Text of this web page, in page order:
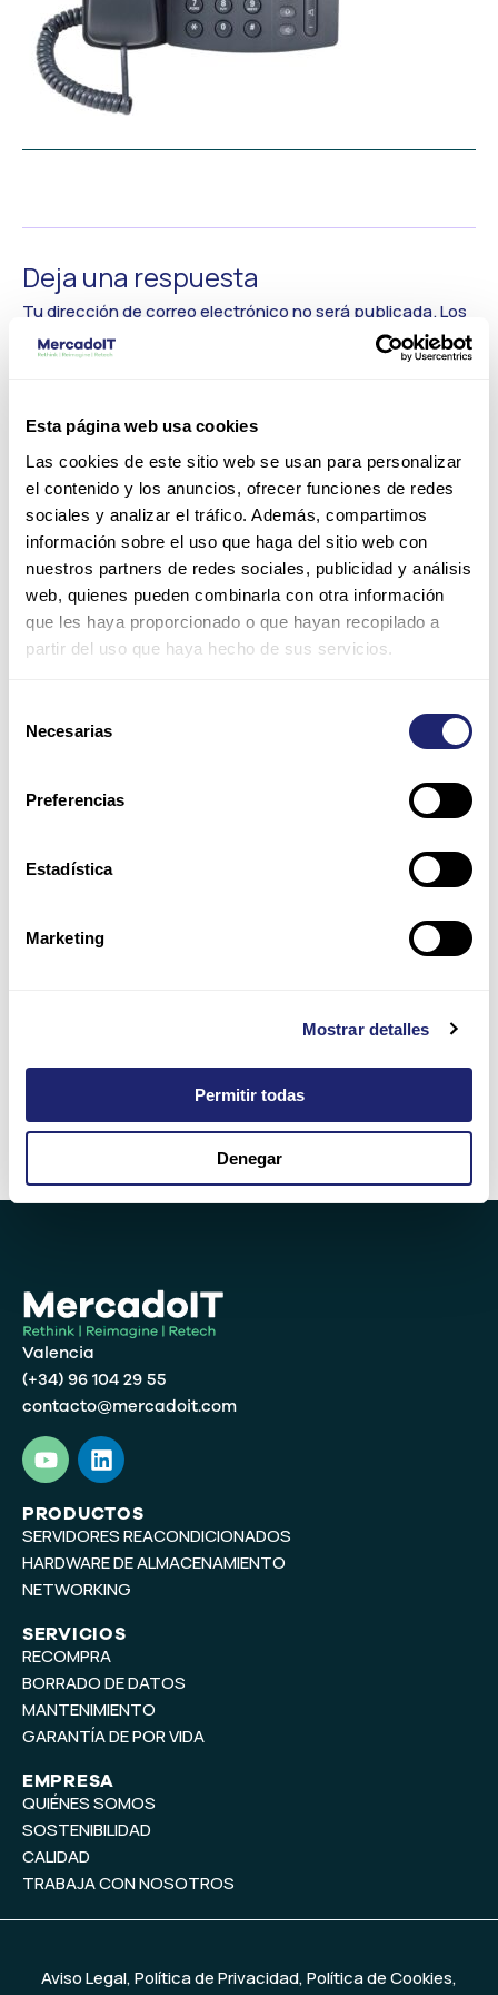
Esta página web usa cookies
Las cookies de este sitio web se usan para personalizar
el contenido y los anuncios, ofrecer funciones de redes
sociales y analizar el tráfico. Además, compartimos
información sobre el uso que haga del sitio web con
nuestros partners de redes sociales, publicidad y análisis
web, quienes pueden combinarla con otra información
que les haya proporcionado o que hayan recopilado a
partir del uso que haya hecho de sus servicios.
Necesarias
Preferencias
Estadística
Marketing
Mostrar detalles
Permitir todas
Denegar
Deja una respuesta
Tu dirección de correo electrónico no será publicada.Los
campos obligatorios están marcados con
Guarda mi nombre, correo electrónico y web en este
navegador para la próxima vez que comente.
Valencia
(+34) 96 104 29 55
contacto@mercadoit.com
Y
o
u
t
u
b
e
L
i
n
k
e
d
i
PRODUCTOS
SERVIDORES REACONDICIONADOS
HARDWARE DE ALMACENAMIENTO
NETWORKING
SERVICIOS
RECOMPRA
BORRADO DE DATOS
MANTENIMIENTO
GARANTÍA DE POR VIDA
EMPRESA
QUIÉNES SOMOS
SOSTENIBILIDAD
CALIDAD
TRABAJA CON NOSOTROS
Aviso Legal,Política de Privacidad,Política de Cookies,